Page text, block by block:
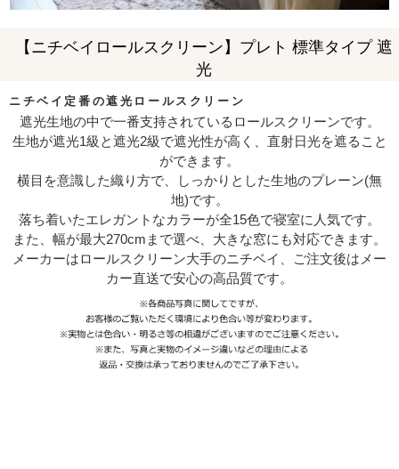
ニチベイ定番の遮光ロールスクリーン
【ニチベイロールスクリーン】プレト 標準タイプ 遮
光
遮光生地の中で一番支持されているロールスクリーンです。
生地が遮光1級と遮光2級で遮光性が高く、直射日光を遮ること
ができます。
横目を意識した織り方で、しっかりとした生地のプレーン(無
地)です。
落ち着いたエレガントなカラーが全15色で寝室に人気です。
また、幅が最大270cmまで選べ、大きな窓にも対応できます。
メーカーはロールスクリーン大手のニチベイ、ご注文後はメー
カー直送で安心の高品質です。